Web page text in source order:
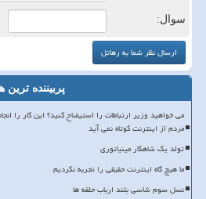
سوال:
پربیننده ترین
می خواهید وزیر ارتباطات را استیضاح کنید؟ این کار را
مردم از اینترنت کوتاه نمی آید
تولد یک شاهکار مینیاتوری
ما هیچ گاه اینترنت حقیقی را تجربه نکردیم
نسل سوم شاسی بلند ارباب حلقه ها